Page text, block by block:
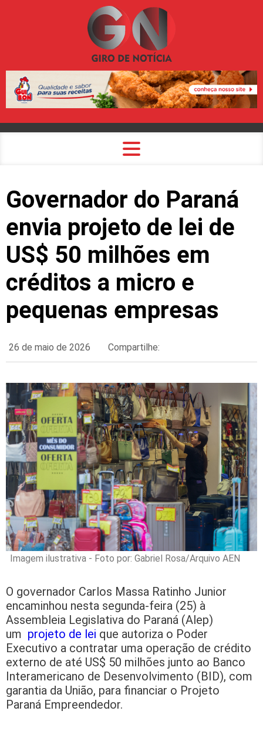
Governador do Paraná
envia projeto de lei de
US$ 50 milhões em
créditos a micro e
pequenas empresas
26 de maio de 2026 Compartilhe:
Imagem ilustrativa - Foto por: Gabriel Rosa/Arquivo AEN
O governador Carlos Massa Ratinho Junior
encaminhou nesta segunda-feira (25) à
Assembleia Legislativa do Paraná (Alep)
um projeto de lei que autoriza o Poder
Executivo a contratar uma operação de crédito
externo de até US$ 50 milhões junto ao Banco
Interamericano de Desenvolvimento (BID), com
garantia da União, para financiar o Projeto
Paraná Empreendedor.